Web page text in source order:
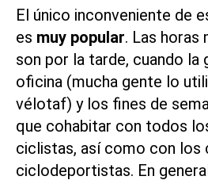
El único inconveniente de
es muy popular. Las horas
son por la tarde, cuando la
oficina (mucha gente lo
vélotaf) y los fines de
que cohabitar con todos
ciclistas, así como con los
ciclodeportistas. En